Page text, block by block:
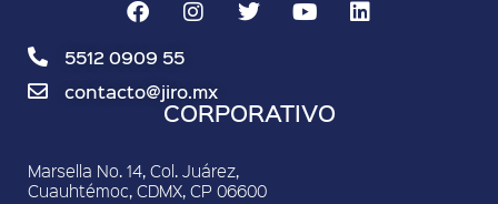
5512 0909 55
contacto@jiro.mx
CORPORATIVO
Marsella No. 14, Col. Juárez,
Cuauhtémoc, CDMX, CP 06600